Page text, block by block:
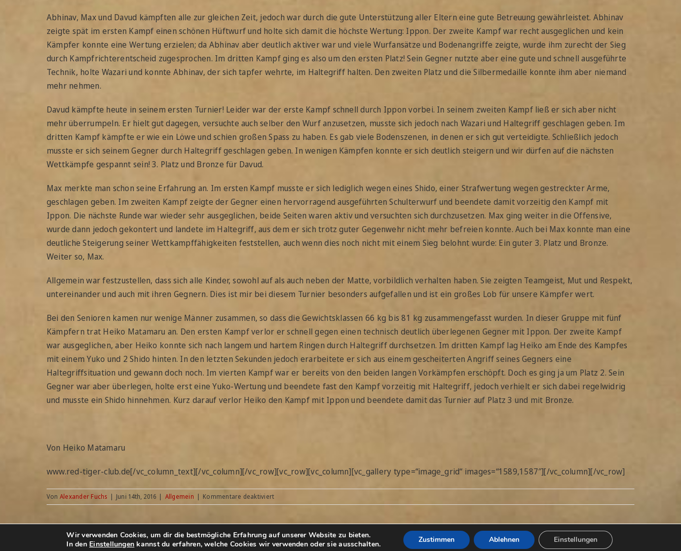
Abhinav, Max und Davud kämpften alle zur gleichen Zeit, jedoch war durch die gute Unterstützung aller Eltern eine gute Betreuung gewährleistet. Abhinav
zeigte spät im ersten Kampf einen schönen Hüftwurf und holte sich damit die höchste Wertung: Ippon. Der zweite Kampf war recht ausgeglichen und kein
Kämpfer konnte eine Wertung erzielen; da Abhinav aber deutlich aktiver war und viele Wurfansätze und Bodenangriffe zeigte, wurde ihm zurecht der Sieg
durch Kampfrichterentscheid zugesprochen. Im dritten Kampf ging es also um den ersten Platz! Sein Gegner nutzte aber eine gute und schnell ausgeführte
Technik, holte Wazari und konnte Abhinav, der sich tapfer wehrte, im Haltegriff halten. Den zweiten Platz und die Silbermedaille konnte ihm aber niemand
mehr nehmen.
Davud kämpfte heute in seinem ersten Turnier! Leider war der erste Kampf schnell durch Ippon vorbei. In seinem zweiten Kampf ließ er sich aber nicht
mehr überrumpeln. Er hielt gut dagegen, versuchte auch selber den Wurf anzusetzen, musste sich jedoch nach Wazari und Haltegriff geschlagen geben. Im
dritten Kampf kämpfte er wie ein Löwe und schien großen Spass zu haben. Es gab viele Bodenszenen, in denen er sich gut verteidigte. Schließlich jedoch
musste er sich seinem Gegner durch Haltegriff geschlagen geben. In wenigen Kämpfen konnte er sich deutlich steigern und wir dürfen auf die nächsten
Wettkämpfe gespannt sein! 3. Platz und Bronze für Davud.
Max merkte man schon seine Erfahrung an. Im ersten Kampf musste er sich lediglich wegen eines Shido, einer Strafwertung wegen gestreckter Arme,
geschlagen geben. Im zweiten Kampf zeigte der Gegner einen hervorragend ausgeführten Schulterwurf und beendete damit vorzeitig den Kampf mit
Ippon. Die nächste Runde war wieder sehr ausgeglichen, beide Seiten waren aktiv und versuchten sich durchzusetzen. Max ging weiter in die Offensive,
wurde dann jedoch gekontert und landete im Haltegriff, aus dem er sich trotz guter Gegenwehr nicht mehr befreien konnte. Auch bei Max konnte man eine
deutliche Steigerung seiner Wettkampffähigkeiten feststellen, auch wenn dies noch nicht mit einem Sieg belohnt wurde: Ein guter 3. Platz und Bronze.
Weiter so, Max.
Allgemein war festzustellen, dass sich alle Kinder, sowohl auf als auch neben der Matte, vorbildlich verhalten haben. Sie zeigten Teamgeist, Mut und Respekt,
untereinander und auch mit ihren Gegnern. Dies ist mir bei diesem Turnier besonders aufgefallen und ist ein großes Lob für unsere Kämpfer wert.
Bei den Senioren kamen nur wenige Männer zusammen, so dass die Gewichtsklassen 66 kg bis 81 kg zusammengefasst wurden. In dieser Gruppe mit fünf
Kämpfern trat Heiko Matamaru an. Den ersten Kampf verlor er schnell gegen einen technisch deutlich überlegenen Gegner mit Ippon. Der zweite Kampf
war ausgeglichen, aber Heiko konnte sich nach langem und hartem Ringen durch Haltegriff durchsetzen. Im dritten Kampf lag Heiko am Ende des Kampfes
mit einem Yuko und 2 Shido hinten. In den letzten Sekunden jedoch erarbeitete er sich aus einem gescheiterten Angriff seines Gegners eine
Haltegriffsituation und gewann doch noch. Im vierten Kampf war er bereits von den beiden langen Vorkämpfen erschöpft. Doch es ging ja um Platz 2. Sein
Gegner war aber überlegen, holte erst eine Yuko-Wertung und beendete fast den Kampf vorzeitig mit Haltegriff, jedoch verhielt er sich dabei regelwidrig
und musste ein Shido hinnehmen. Kurz darauf verlor Heiko den Kampf mit Ippon und beendete damit das Turnier auf Platz 3 und mit Bronze.
Von Heiko Matamaru
www.red-tiger-club.de[/vc_column_text][/vc_column][/vc_row][vc_row][vc_column][vc_gallery type=“image_grid“ images=“1589,1587″][/vc_column][/vc_row]
Von Alexander Fuchs | Juni 14th, 2016 | Allgemein | Kommentare deaktiviertfür
Judo
–
Stadtmeisterschaft
Dormagen,
© Copyright 2014 - 2026 | Red-Tiger-Club e.V. |Impressum|Datenschutz
Wir verwenden Cookies, um dir die bestmögliche Erfahrung auf unserer Website zu bieten.
In den Einstellungen kannst du erfahren, welche Cookies wir verwenden oder sie ausschalten. Zustimmen Ablehnen Einstellungen